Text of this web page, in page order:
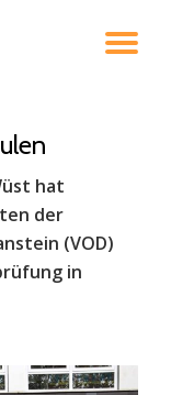
hat
der
(VOD)
in